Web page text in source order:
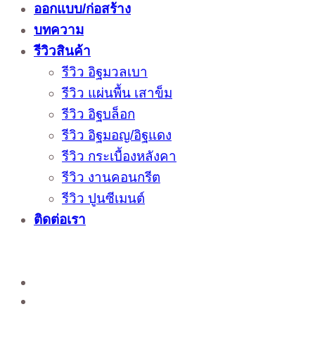
ออกแบบ/ก่อสร้าง
บทความ
รีวิวสินค้า
รีวิว อิฐมวลเบา
รีวิว แผ่นพื้น เสาข็ม
รีวิว อิฐบล็อก
รีวิว อิฐมอญ/อิฐแดง
รีวิว กระเบื้องหลังคา
รีวิว งานคอนกรีต
รีวิว ปูนซีเมนต์
ติดต่อเรา